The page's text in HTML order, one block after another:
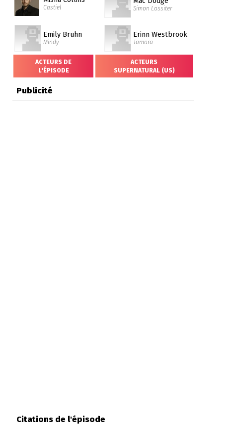
Castiel Simon Lassiter
Emily Bruhn
Mindy
Erinn Westbrook
Tamara
ACTEURS DE
L'ÉPISODE
ACTEURS
SUPERNATURAL (US)
Publicité
Citations de l'épisode